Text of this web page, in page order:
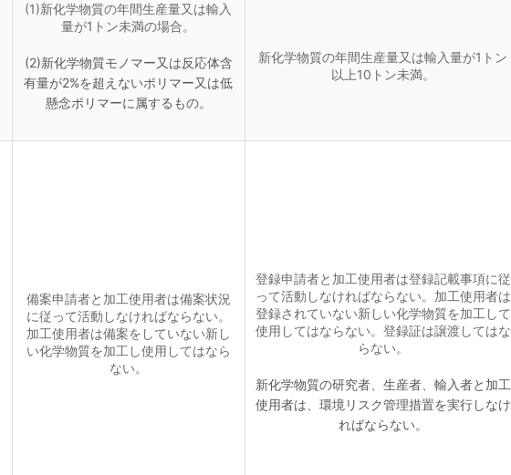
(1)新化学物質の年間生産量又は輸入
量が1トン未満の場合。
(2)新化学物質モノマー又は反応体含
有量が2%を超えないポリマー又は低
懸念ポリマーに属するもの。
新化学物質の年間生産量又は輸入量が1トン
以上10トン未満。
備案申請者と加工使用者は備案状況
に従って活動しなければならない。
加工使用者は備案をしていない新し
い化学物質を加工し使用してはなら
ない。
登録申請者と加工使用者は登録記載事項に従
って活動しなければならない。加工使用者は
登録されていない新しい化学物質を加工して
使用してはならない。登録証は譲渡してはな
らない。
新化学物質の研究者、生産者、輸入者と加工
使用者は、環境リスク管理措置を実行しなけ
ればならない。